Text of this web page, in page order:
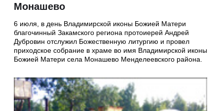
Монашево
6 июля, в день Владимирской иконы Божией Матери
благочинный Закамского региона протоиерей Андрей
Дубровин отслужил Божественную литургию и провел
приходское собрание в храме во имя Владимирской иконы
Божией Матери села Монашево Менделеевского района.